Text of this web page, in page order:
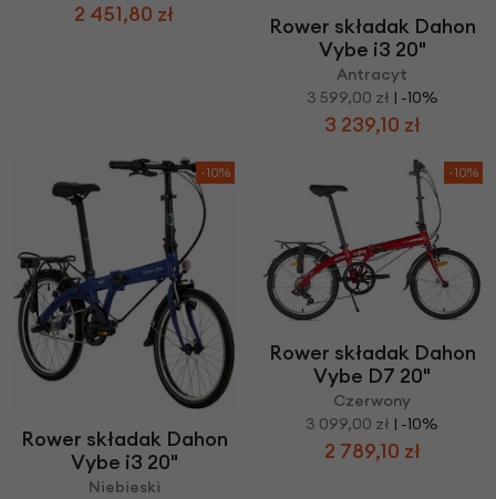
2 451,80 zł
Rower składak Dahon
Vybe i3 20"
Antracyt
3 599,00 zł | -10%
3 239,10 zł
-10%
Rower składak Dahon
Vybe i3 20"
Niebieski
-10%
Rower składak Dahon
Vybe D7 20"
Czerwony
3 099,00 zł | -10%
2 789,10 zł